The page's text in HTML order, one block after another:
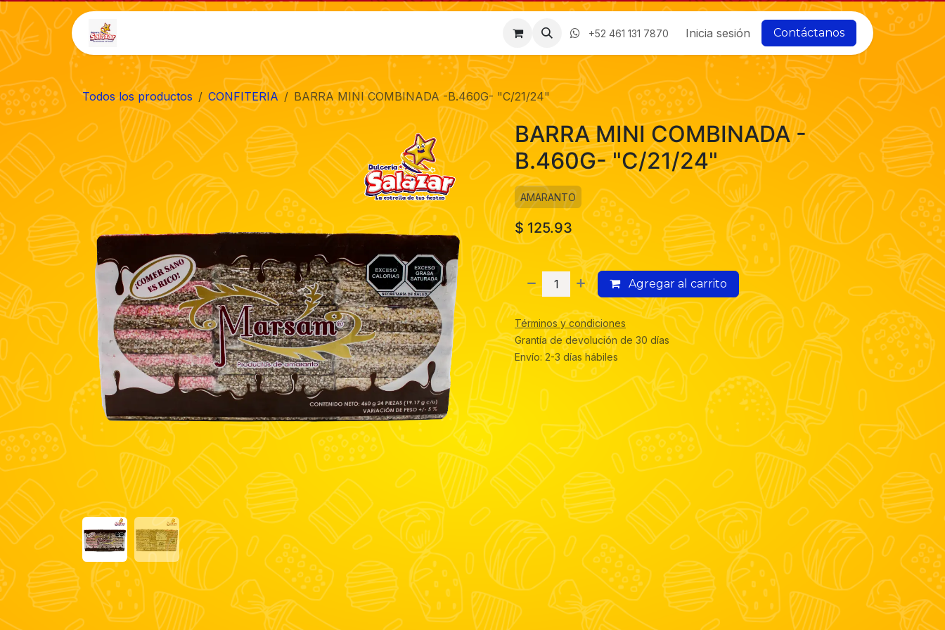
Ir al contenido
Contáctenos Nosotros
+52 461 131 7870 Inicia sesión Contáctanos
Todos los productos CONFITERIA BARRA MINI COMBINADA -B.460G- "C/21/24"
BARRA MINI COMBINADA -
B.460G- "C/21/24"
AMARANTO
$ 125.93
Agregar al carrito
Términos y condiciones
Grantía de devolución de 30 días
Envío: 2-3 días hábiles